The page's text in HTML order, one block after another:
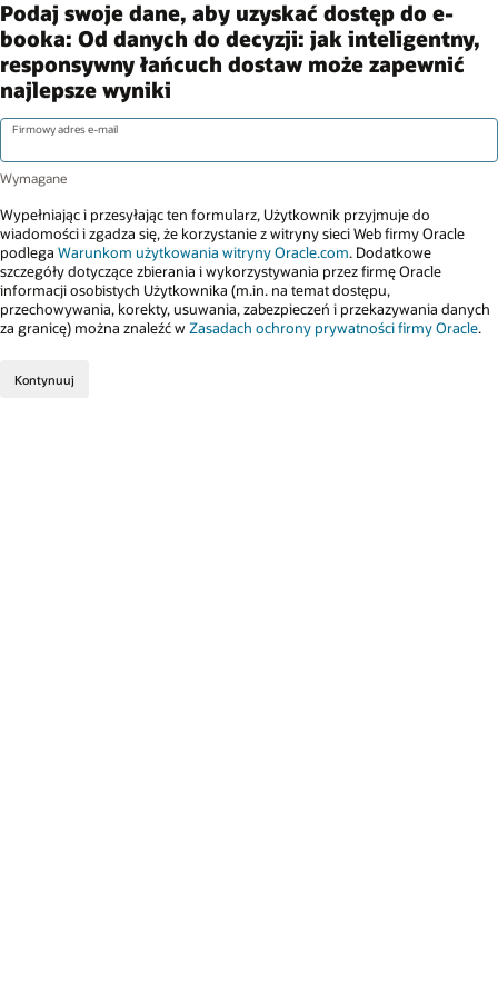
Podaj swoje dane, aby uzyskać dostęp do e-
booka: Od danych do decyzji: jak inteligentny,
responsywny łańcuch dostaw może zapewnić
najlepsze wyniki
Firmowy adres e-mail
Wypełniając i przesyłając ten formularz, Użytkownik przyjmuje do
wiadomości i zgadza się, że korzystanie z witryny sieci Web firmy Oracle
podlega Warunkom użytkowania witryny Oracle.com. Dodatkowe
szczegóły dotyczące zbierania i wykorzystywania przez firmę Oracle
informacji osobistych Użytkownika (m.in. na temat dostępu,
przechowywania, korekty, usuwania, zabezpieczeń i przekazywania danych
za granicę) można znaleźć wZasadach ochrony prywatności firmy Oracle.
Kontynuuj